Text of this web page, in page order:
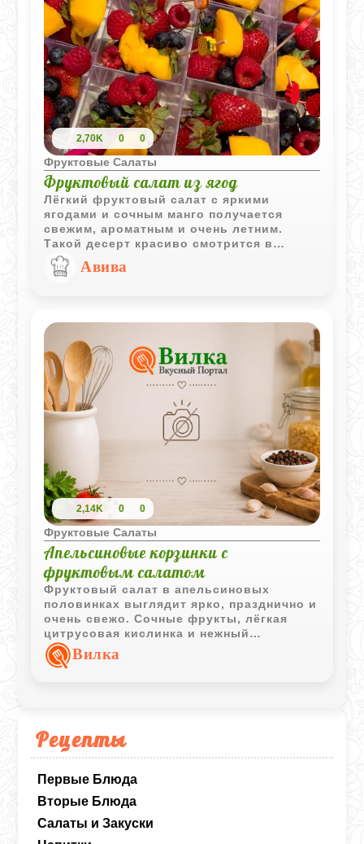
Рецепты
Первые Блюда
Вторые Блюда
Салаты и Закуски
2,70K 0 0
Фруктовые Салаты
Фруктовый салат из ягод
Лёгкий фруктовый салат с яркими
ягодами и сочным манго получается
свежим, ароматным и очень летним.
Такой десерт красиво смотрится в
прозрачных стаканчиках и подходит как
для праздничного стола, так и для
Авива
2,14K 0 0
Фруктовые Салаты
Апельсиновые корзинки с
фруктовым салатом
Фруктовый салат в апельсиновых
половинках выглядит ярко, празднично и
очень свежо. Сочные фрукты, лёгкая
цитрусовая кислинка и нежный
сливочный крем делают десерт
одновременно простым и эффектным.
Вилка